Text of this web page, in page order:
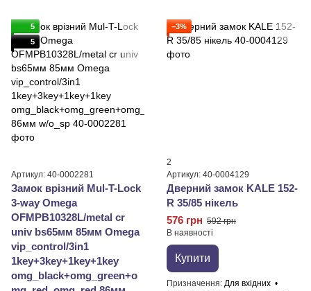
5
5
Артикул: 40-0002281
Замок врізний Mul-T-Lock
3-way Omega
OFMPB10328L/metal cr
univ bs65мм 85мм Omega
vip_control/3in1
1key+3key+1key+1key
omg_black+omg_green+o
−3%
2
Артикул: 40-0004129
Дверний замок KALE 152-
R 35/85 нікель
576 грн 592 грн
В наявності
Купити
Призначення Для вхідних